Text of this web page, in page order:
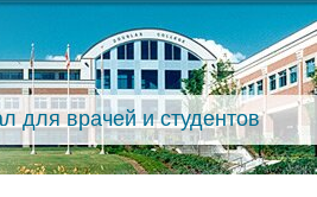
для врачей и студентов